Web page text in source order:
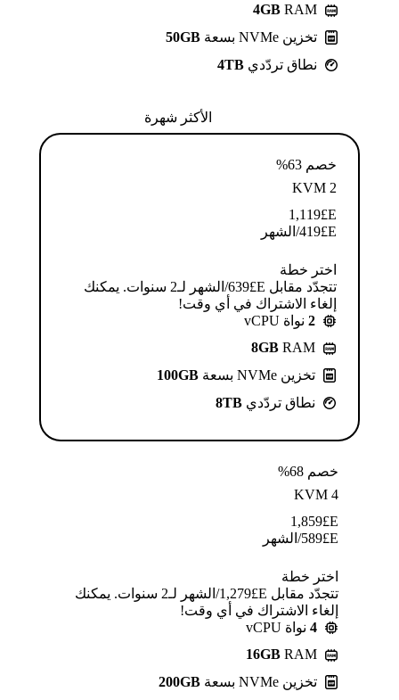
4GB RAM
تخزين NVMe بسعة
50GB
نطاق تردّدي 4TB
الأكثر شهرة
خصم 63%
KVM 2
E£
1,119
E£
419/الشهر
اختر خطة
تتجدّد مقابل E£⁦639⁩/الشهر لـ2 سنوات. يمكنك
إلغاء الاشتراك في أي وقت!
2 نواة vCPU
8GB RAM
تخزين NVMe بسعة
100GB
نطاق تردّدي 8TB
خصم 68%
KVM 4
E£
1,859
E£
589/الشهر
اختر خطة
تتجدّد مقابل E£⁦1,279⁩/الشهر لـ2 سنوات. يمكنك
إلغاء الاشتراك في أي وقت!
4 نواة vCPU
16GB RAM
تخزين NVMe بسعة
200GB